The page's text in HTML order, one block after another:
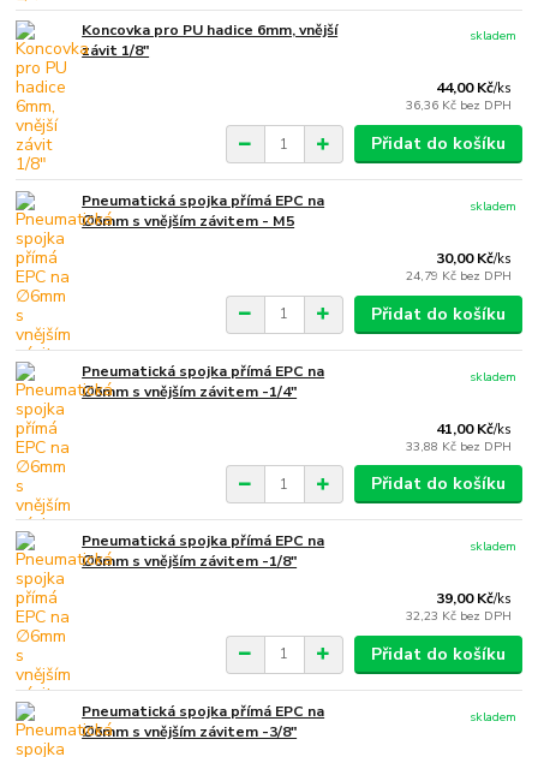
Koncovka pro PU hadice 6mm, vnější
závit 1/8"
44,00 Kč/ks
36,36 Kč bez DPH
skladem
Přidat do košíku
Pneumatická spojka přímá EPC na
∅6mm s vnějším závitem - M5
30,00 Kč/ks
24,79 Kč bez DPH
skladem
Přidat do košíku
Pneumatická spojka přímá EPC na
∅6mm s vnějším závitem -1/4"
41,00 Kč/ks
33,88 Kč bez DPH
skladem
Přidat do košíku
Pneumatická spojka přímá EPC na
∅6mm s vnějším závitem -1/8"
39,00 Kč/ks
32,23 Kč bez DPH
skladem
Přidat do košíku
Pneumatická spojka přímá EPC na
∅6mm s vnějším závitem -3/8"
skladem